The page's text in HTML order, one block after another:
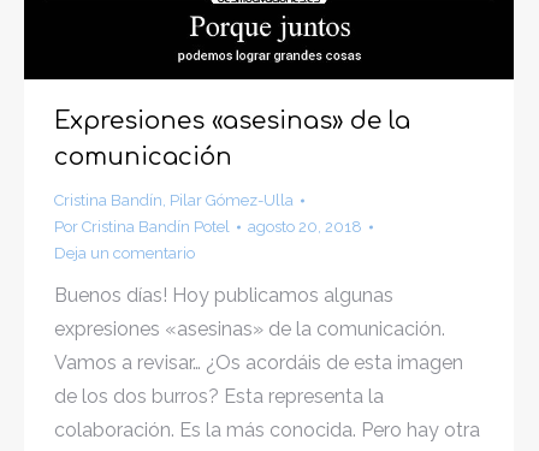
Expresiones «asesinas» de la
comunicación
Cristina Bandín, Pilar Gómez-Ulla
Por Cristina Bandín Potel
agosto 20, 2018
Deja un comentario
Buenos días! Hoy publicamos algunas
expresiones «asesinas» de la comunicación.
Vamos a revisar… ¿Os acordáis de esta imagen
de los dos burros? Esta representa la
colaboración. Es la más conocida. Pero hay otra